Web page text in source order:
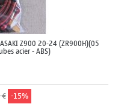
Z900 20-24 (ZR900H)(05
acier - ABS)
-15%